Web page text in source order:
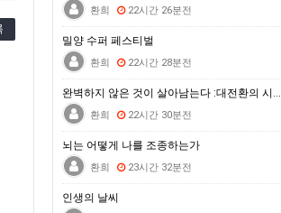
밀양 수퍼 페스티벌
DDP 바캉스: 뮤직페스티벌
거문도백도 은빛바다체험행사
환희 22시간 26분전
밀양 수퍼 페스티벌
환희 22시간 28분전
완벽하지 않은 것이 살아남는다 :대전환의 시대를 건너는…
환희 22시간 30분전
뇌는 어떻게 나를 조종하는가
환희 23시간 32분전
인생의 날씨